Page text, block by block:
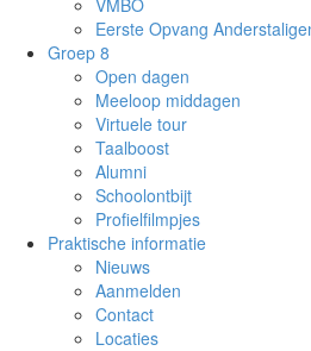
VMBO
Eerste Opvang
Groep 8
Open dagen
Meeloop middagen
Virtuele tour
Taalboost
Alumni
Schoolontbijt
Profielfilmpjes
Praktische informatie
Nieuws
Aanmelden
Contact
Locaties